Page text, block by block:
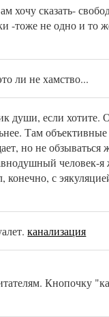
сказать-
-тоже не одно и то
ли не хамство...
души, если хотите.
Там
но не
человек-я
конечно, с
канализация
Кнопочку